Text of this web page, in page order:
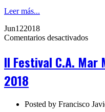
Leer más...
Jun122018
Comentarios desactivadosen
C.A.
al
II Festival C.A. Mar
2018
Posted by Francisco